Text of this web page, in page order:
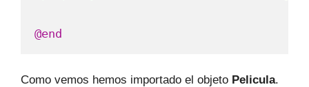
@end
Como vemos hemos importado el objeto Pelicula.